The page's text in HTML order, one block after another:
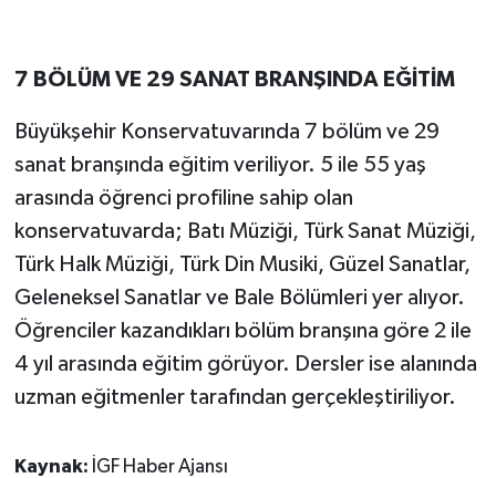
7 BÖLÜM VE 29 SANAT BRANŞINDA EĞİTİM
Büyükşehir Konservatuvarında 7 bölüm ve 29
sanat branşında eğitim veriliyor. 5 ile 55 yaş
arasında öğrenci profiline sahip olan
konservatuvarda; Batı Müziği, Türk Sanat Müziği,
Türk Halk Müziği, Türk Din Musiki, Güzel Sanatlar,
Geleneksel Sanatlar ve Bale Bölümleri yer alıyor.
Öğrenciler kazandıkları bölüm branşına göre 2 ile
4 yıl arasında eğitim görüyor. Dersler ise alanında
uzman eğitmenler tarafından gerçekleştiriliyor.
Kaynak: İGF Haber Ajansı